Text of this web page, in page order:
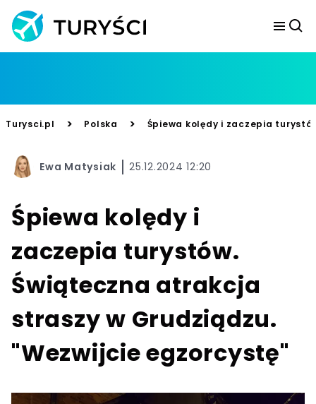
Turysci.pl > Polska > Śpiewa kolędy i zaczepia
Ewa Matysiak 25.12.2024 12:20
Śpiewa kolędy i
zaczepia turystów.
Świąteczna atrakcja
straszy w Grudziądzu.
"Wezwijcie egzorcystę"